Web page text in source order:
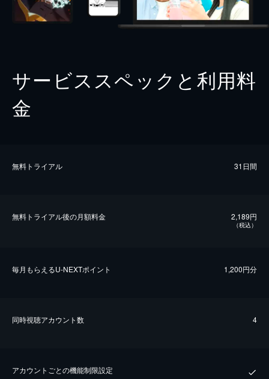
サービススペックと利用料
金
無料トライアル 31日間
無料トライアル後の⽉額料金 2,189円
（税込）
毎⽉もらえるU-NEXTポイント 1,200円分
同時視聴アカウント数 4
アカウントごとの機能制限設定